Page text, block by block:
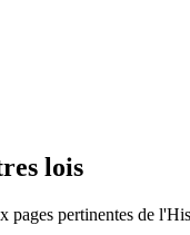
lois
pertinentes de